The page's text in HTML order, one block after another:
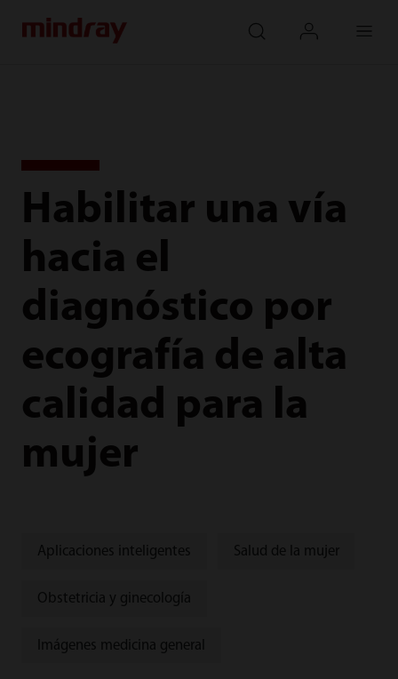
Habilitar una vía
hacia el
diagnóstico por
ecografía de alta
calidad para la
mujer
Aplicaciones inteligentes Salud de la mujer
Obstetricia y ginecología
Imágenes medicina general